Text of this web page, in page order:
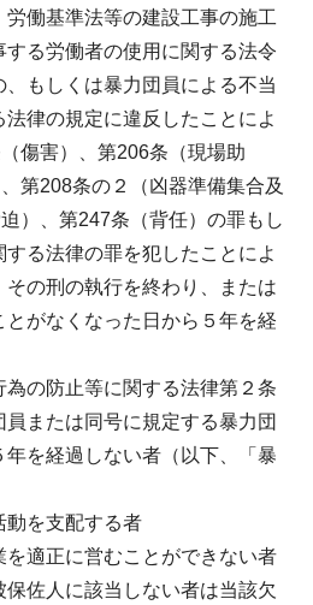
働基準法等の建設工事の施工
する労働者の使用に関する法令
もしくは暴力団員による不当
律の規定に違反したことによ
傷害）、第206条（現場助
第208条の２（凶器準備集合及
）、第247条（背任）の罪もし
する法律の罪を犯したことによ
その刑の執行を終わり、または
がなくなった日から５年を経
の防止等に関する法律第２条
または同号に規定する暴力団
年を経過しない者（以下、「暴
動を支配する者
適正に営むことができない者
保佐人に該当しない者は当該欠